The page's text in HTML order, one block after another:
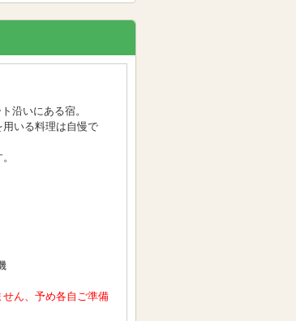
沿いにある宿。
いる料理は自慢で
ん、予め各自ご準備